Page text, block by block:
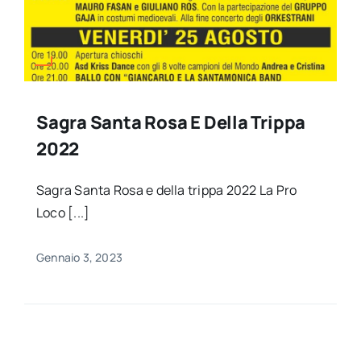
Sagra Santa Rosa E Della Trippa
2022
Sagra Santa Rosa e della trippa 2022 La Pro
Loco [...]
Gennaio 3, 2023